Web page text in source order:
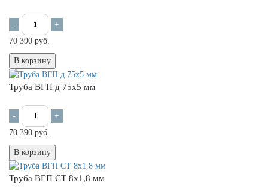
-
+
70 390 руб.
В корзину
Труба ВГП д 75х5 мм
-
+
70 390 руб.
В корзину
Труба ВГП СТ 8х1,8 мм